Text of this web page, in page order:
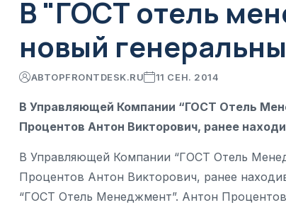
В "ГОСТ отель
новый
АВТОРFRONTDESK.RU 11 СЕН. 2014
В Управляющей Компании “ГОСТ Отель
Процентов Антон Викторович, ранее
В Управляющей Компании “ГОСТ Отель
Процентов Антон Викторович, ранее
“ГОСТ Отель Менеджмент”. Антон